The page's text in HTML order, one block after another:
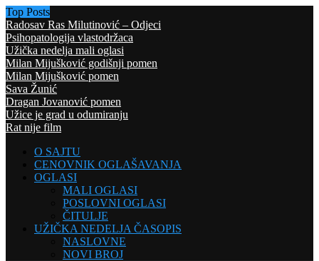
Top Posts
Radosav Ras Milutinović – Odjeci
Psihopatologija vlastodržaca
Užička nedelja mali oglasi
Milan Mijušković godišnji pomen
Milan Mijušković pomen
Sava Žunić
Dragan Jovanović pomen
Užice je grad u odumiranju
Rat nije film
O SAJTU
CENOVNIK OGLAŠAVANJA
OGLASI
MALI OGLASI
POSLOVNI OGLASI
ČITULJE
UŽIČKA NEDELJA ČASOPIS
NASLOVNE
NOVI BROJ